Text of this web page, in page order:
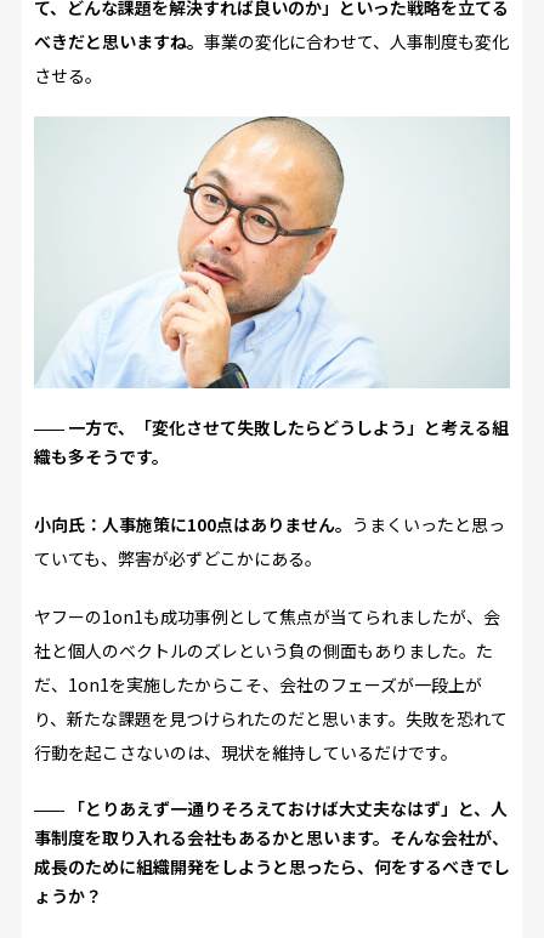
て、どんな課題を解決すれば良いのか」といった戦略を立てる
べきだと思いますね。 事業の変化に合わせて、人事制度も変化
させる。
一方で、「変化させて失敗したらどうしよう」と考える組
織も多そうです。
小向氏： 人事施策に100点はありません。 うまくいったと思っ
ていても、弊害が必ずどこかにある。
ヤフーの1on1も成功事例として焦点が当てられましたが、会
社と個人のベクトルのズレという負の側面もありました。た
だ、1on1を実施したからこそ、会社のフェーズが一段上が
り、新たな課題を見つけられたのだと思います。失敗を恐れて
行動を起こさないのは、現状を維持しているだけです。
「とりあえず一通りそろえておけば大丈夫なはず」と、人
事制度を取り入れる会社もあるかと思います。そんな会社が、
成長のために組織開発をしようと思ったら、何をするべきでし
ょうか？